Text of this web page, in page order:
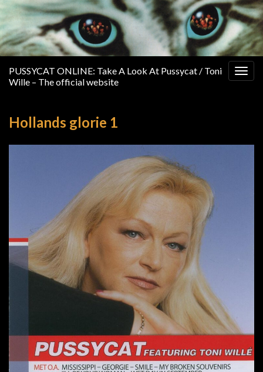
PUSSYCAT ONLINE: Take A Look At Pussycat / Toni
Wille – The official website
Hollands glorie 1